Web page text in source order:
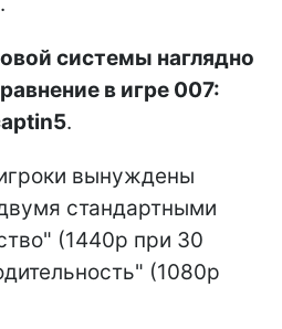
системы наглядно
в игре 007:
.
вынуждены
стандартными
(1440p при 30
(1080p